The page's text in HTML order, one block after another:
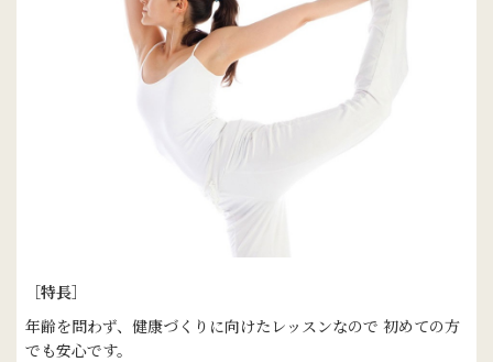
［特長］
年齢を問わず、健康づくりに向けたレッスンなので 初めての方
でも安心です。